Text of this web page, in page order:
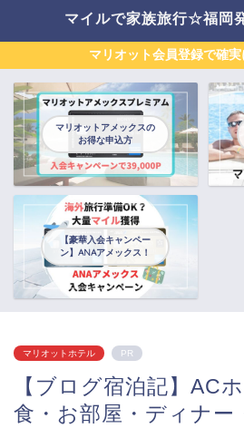
マイルで家族旅行☆福岡
マリオット会員登録で確
マリオットアメックスの
お得な申込方
【豪華入会キャンペー
ン】ANAアメックス！
マリオットホテル PR
【ブログ宿泊記】AC
食・お部屋・ディナー